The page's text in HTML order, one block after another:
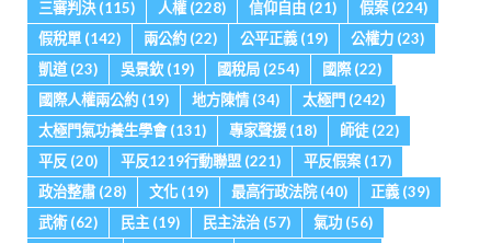
三審判決(115) 人權(228) 信仰自由 (21) 假案(224)
假稅單 (142) 兩公約 (22) 公平正義 (19) 公權力 (23)
凱道(23) 吳景欽 (19) 國稅局 (254) 國際(22)
國際人權兩公約 (19) 地方陳情(34) 太極門 (242)
太極門氣功養生學會(131) 專家聲援(18) 師徒(22)
平反 (20) 平反1219行動聯盟 (221) 平反假案(17)
政治整肅 (28) 文化 (19) 最高行政法院(40) 正義 (39)
武術(62) 民主 (19) 民主法治 (57) 氣功 (56)